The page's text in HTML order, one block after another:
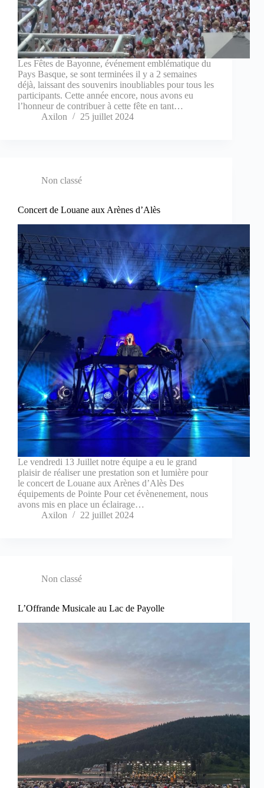
Les Fêtes de Bayonne, événement emblématique du
Pays Basque, se sont terminées il y a 2 semaines
déjà, laissant des souvenirs inoubliables pour tous les
participants. Cette année encore, nous avons eu
l’honneur de contribuer à cette fête en tant…
Axilon
25 juillet 2024
Non classé
Concert de Louane aux Arènes d’Alès
Le vendredi 13 Juillet notre équipe a eu le grand
plaisir de réaliser une prestation son et lumière pour
le concert de Louane aux Arènes d’Alès Des
équipements de Pointe Pour cet évènenement, nous
avons mis en place un éclairage…
Axilon
22 juillet 2024
Non classé
L’Offrande Musicale au Lac de Payolle